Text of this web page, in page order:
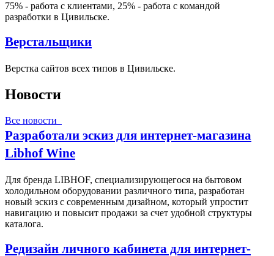
75% - работа с клиентами, 25% - работа с командой
разработки в Цивильске.
Верстальщики
Верстка сайтов всех типов в Цивильске.
Новости
Все новости
Разработали эскиз для интернет-магазина
Libhof Wine
Для бренда LIBHOF, специализирующегося на бытовом
холодильном оборудовании различного типа, разработан
новый эскиз с современным дизайном, который упростит
навигацию и повысит продажи за счет удобной структуры
каталога.
Редизайн личного кабинета для интернет-